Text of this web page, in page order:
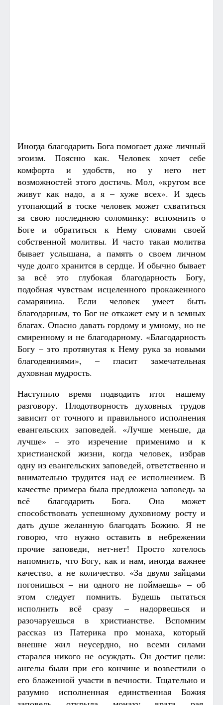
Иногда благодарить Бога помогает даже личный
эгоизм. Поясню как. Человек хочет себе
комфорта и удобств, но у него нет
возможностей этого достичь. Мол, «кругом все
живут как надо, а я – хуже всех». И здесь
утопающий в тоске человек может схватиться
за свою последнюю соломинку: вспомнить о
Боге и обратиться к Нему словами своей
собственной молитвы. И часто такая молитва
бывает услышана, а память о своем личном
чуде долго хранится в сердце. И обычно бывает
за всё это глубокая благодарность Богу,
подобная чувствам исцеленного прокаженного
самарянина. Если человек умеет быть
благодарным, то Бог не откажет ему и в земных
благах. Опасно давать гордому и умному, но не
смиренному и не благодарному. «Благодарность
Богу – это протянутая к Нему рука за новыми
благодеяниями», – гласит замечательная
духовная мудрость.
Наступило время подводить итог нашему
разговору. Плодотворность духовных трудов
зависит от точного и правильного исполнения
евангельских заповедей. «Лучше меньше, да
лучше» – это изречение применимо и к
христианской жизни, когда человек, избрав
одну из евангельских заповедей, ответственно и
внимательно трудится над ее исполнением. В
качестве примера была предложена заповедь за
всё благодарить Бога. Она может
способствовать успешному духовному росту и
дать душе желанную благодать Божию. Я не
говорю, что нужно оставить в небрежении
прочие заповеди, нет-нет! Просто хотелось
напомнить, что Богу, как и нам, иногда важнее
качество, а не количество. «За двумя зайцами
погонишься – ни одного не поймаешь» – об
этом следует помнить. Будешь пытаться
исполнить всё сразу – надорвешься и
разочаруешься в христианстве. Вспомним
рассказ из Патерика про монаха, который
внешне жил неусердно, но всеми силами
старался никого не осуждать. Он достиг цели:
ангелы были при его кончине и возвестили о
его блаженной участи в вечности. Тщательно и
разумно исполненная единственная Божия